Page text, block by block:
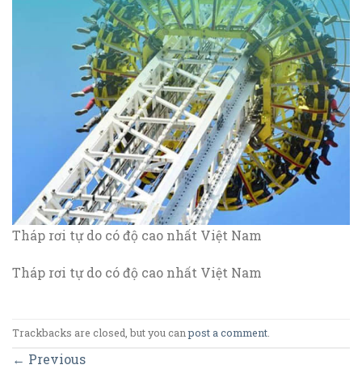
Tháp rơi tự do có độ cao nhất Việt Nam
Tháp rơi tự do có độ cao nhất Việt Nam
Trackbacks are closed, but you canpost a comment
← Previous